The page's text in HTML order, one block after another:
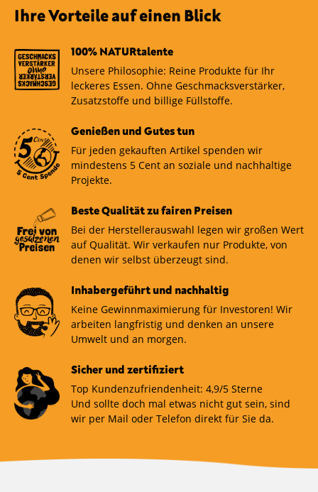
Ihre Vorteile auf einen Blick
100% NATURtalente
Unsere Philosophie: Reine Produkte für Ihr
leckeres Essen. Ohne Geschmacksverstärker,
Zusatzstoffe und billige Füllstoffe.
Genießen und Gutes tun
Für jeden gekauften Artikel spenden wir
mindestens 5 Cent an soziale und nachhaltige
Projekte.
Beste Qualität zu fairen Preisen
Bei der Herstellerauswahl legen wir großen Wert
auf Qualität. Wir verkaufen nur Produkte, von
denen wir selbst überzeugt sind.
Inhabergeführt und nachhaltig
Keine Gewinnmaximierung für Investoren! Wir
arbeiten langfristig und denken an unsere
Umwelt und an morgen.
Sicher und zertifiziert
Top Kundenzufriendenheit: 4,9/5 Sterne
Und sollte doch mal etwas nicht gut sein, sind
wir per Mail oder Telefon direkt für Sie da.